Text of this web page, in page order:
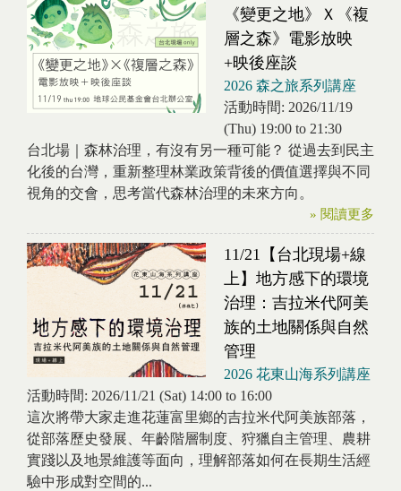
《變更之地》Ｘ《複
層之森》電影放映
+映後座談
2026 森之旅系列講座
活動時間: 2026/11/19
(Thu) 19:00 to 21:30
台北場｜森林治理，有沒有另一種可能？ 從過去到民主
化後的台灣，重新整理林業政策背後的價值選擇與不同
視角的交會，思考當代森林治理的未來方向。
» 閱讀更多
11/21【台北現場+線
上】地方感下的環境
治理：吉拉米代阿美
族的土地關係與自然
管理
2026 花東山海系列講座
活動時間: 2026/11/21 (Sat) 14:00 to 16:00
這次將帶大家走進花蓮富里鄉的吉拉米代阿美族部落，
從部落歷史發展、年齡階層制度、狩獵自主管理、農耕
實踐以及地景維護等面向，理解部落如何在長期生活經
驗中形成對空間的...